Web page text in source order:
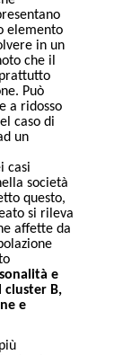
elemento
in un
che il
Può
a ridosso
caso di
un
casi
società
questo,
si rileva
affette da
e
cluster B,
e